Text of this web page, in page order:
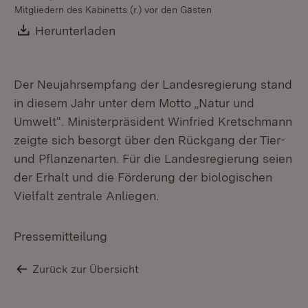
Mitgliedern des Kabinetts (r.) vor den Gästen
Download:
Herunterladen
Der Neujahrsempfang der Landesregierung stand
in diesem Jahr unter dem Motto „Natur und
Umwelt“. Ministerpräsident Winfried Kretschmann
zeigte sich besorgt über den Rückgang der Tier-
und Pflanzenarten. Für die Landesregierung seien
der Erhalt und die Förderung der biologischen
Vielfalt zentrale Anliegen.
Pressemitteilung
Zurück zur Übersicht